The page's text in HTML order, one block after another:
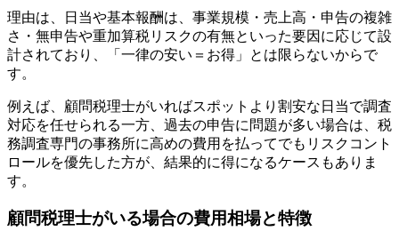
理由は、日当や基本報酬は、事業規模・売上高・申告の複雑
さ・無申告や重加算税リスクの有無といった要因に応じて設
計されており、「一律の安い＝お得」とは限らないからで
す。
例えば、顧問税理士がいればスポットより割安な日当で調査
対応を任せられる一方、過去の申告に問題が多い場合は、税
務調査専門の事務所に高めの費用を払ってでもリスクコント
ロールを優先した方が、結果的に得になるケースもありま
す。
顧問税理士がいる場合の費用相場と特徴